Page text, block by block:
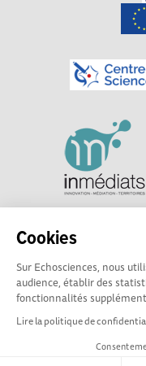
Cookies
Sur Echosciences, nous
audience, établir des
fonctionnalités
Lire la politique de
Explorer, s’exprimer,
sciences et de
Centre•Sciences/
sciences.fr
Mentions légales|